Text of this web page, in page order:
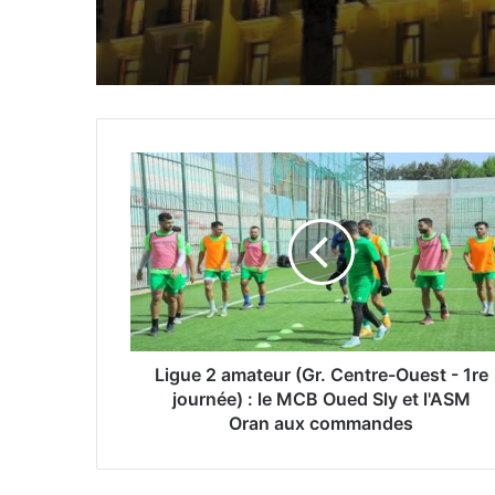
des produits de
la 17e édition du
mondial à Cotonou
L
i
g
u
e
2
a
m
a
(
Ligue 2 amateur (Gr. Centre-Ouest - 1re
journée) : le MCB Oued Sly et l'ASM
Oran aux commandes